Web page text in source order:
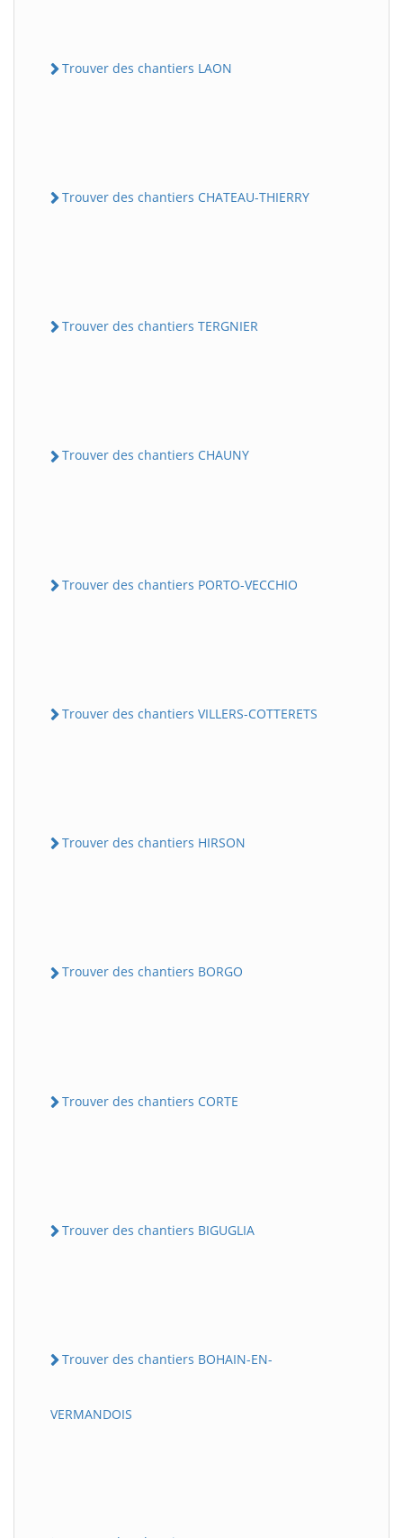
Trouver des chantiers LAON
Trouver des chantiers CHATEAU-THIERRY
Trouver des chantiers TERGNIER
Trouver des chantiers CHAUNY
Trouver des chantiers PORTO-VECCHIO
Trouver des chantiers VILLERS-COTTERETS
Trouver des chantiers HIRSON
Trouver des chantiers BORGO
Trouver des chantiers CORTE
Trouver des chantiers BIGUGLIA
Trouver des chantiers BOHAIN-EN-
VERMANDOIS